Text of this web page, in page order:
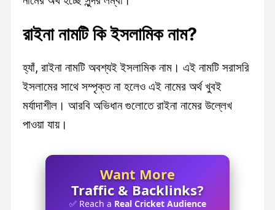
রাইনানামটি কি ইসলামিক নাম?
হ্যাঁ, রাইনা নামটি অবশ্যই ইসলামিক নাম। এই নামটি সরাসরি
ইসলামের সাথে সম্পৃক্ত না হলেও এই নামের অর্থ খুবই
মর্যাদাশীল। আরবি অভিধান গুলোতে রাইনা নামের উল্লেখ
পাওয়া যায়।
Want More
Traffic & Backlinks?
✅ Reach a Real Cricket Audience